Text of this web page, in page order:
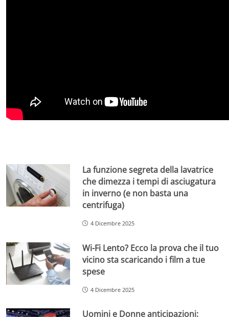
La funzione segreta della lavatrice
che dimezza i tempi di asciugatura
in inverno (e non basta una
centrifuga)
4 Dicembre 2025
Wi-Fi Lento? Ecco la prova che il tuo
vicino sta scaricando i film a tue
spese
4 Dicembre 2025
Uomini e Donne anticipazioni: